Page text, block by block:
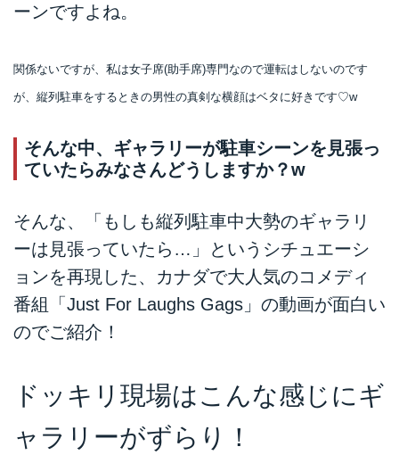
ーンですよね。
関係ないですが、私は女子席(助手席)専門なので運転はしないのです
が、縦列駐車をするときの男性の真剣な横顔はベタに好きです♡w
そんな中、ギャラリーが駐車シーンを見張っ
ていたらみなさんどうしますか？w
そんな、「もしも縦列駐車中大勢のギャラリ
ーは見張っていたら…」というシチュエーシ
ョンを再現した、カナダで大人気のコメディ
番組「Just For Laughs Gags」の動画が面白い
のでご紹介！
ドッキリ現場はこんな感じにギ
ャラリーがずらり！